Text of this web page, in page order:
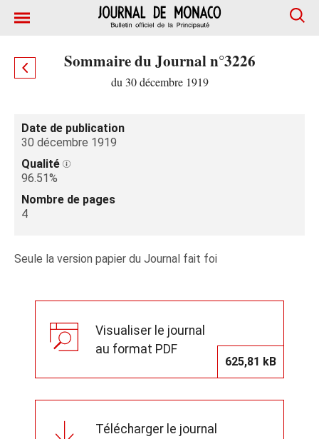
Sommaire du Journal n°3226
du 30 décembre 1919
Date de publication
30 décembre 1919
Qualité
96.51%
Nombre de pages
4
Seule la version papier du Journal fait foi
Visualiser le journal
au format PDF
625,81 kB
Télécharger le journal